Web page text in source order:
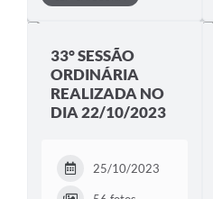
33° SESSÃO
ORDINÁRIA
REALIZADA NO
DIA 22/10/2023
25/10/2023